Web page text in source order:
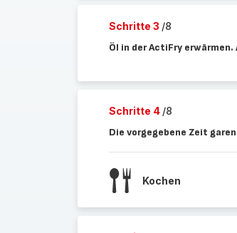
Schritte 3 /8
Öl in der ActiFry
Schritte 4 /8
Die vorgegebene Zeit
Kochen